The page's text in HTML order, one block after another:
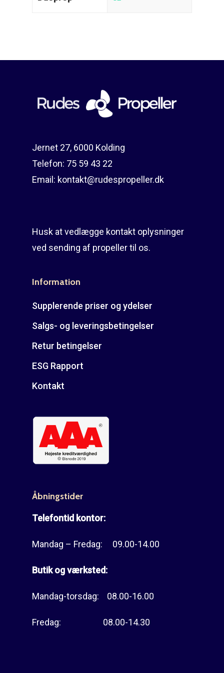
Jernet 27, 6000 Kolding
Telefon: 75 59 43 22
Email: kontakt@rudespropeller.dk
Husk at vedlægge kontakt oplysninger
ved sending af propeller til os.
Information
Supplerende priser og ydelser
Salgs- og leveringsbetingelser
Retur betingelser
ESG Rapport
Kontakt
Åbningstider
Telefontid kontor:
Mandag – Fredag: 09.00-14.00
Butik og værksted:
Mandag-torsdag: 08.00-16.00
Fredag: 08.00-14.30